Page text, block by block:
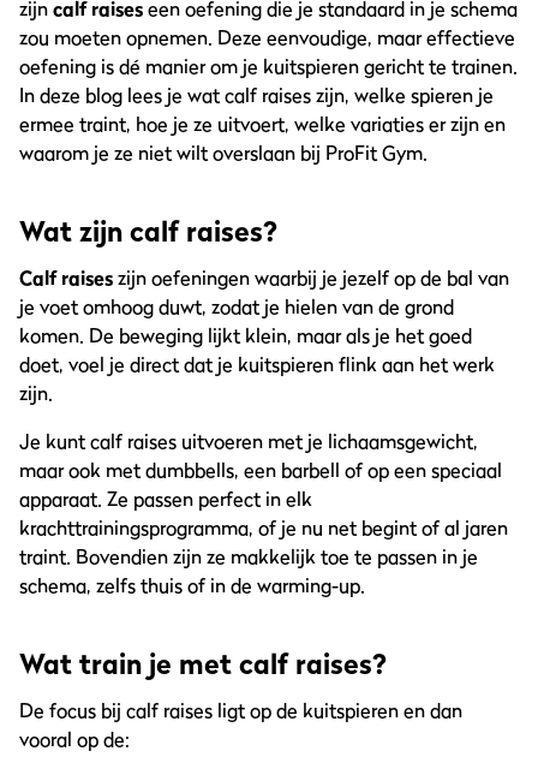
Waarom ProFit Gym
zijncalf raiseseen oefening die je standaard in je schema
zou moeten opnemen. Deze eenvoudige, maar effectieve
oefening is dé manier om je kuitspieren gericht te trainen.
In deze blog lees je wat calf raises zijn, welke spieren je
ermee traint, hoe je ze uitvoert, welke variaties er zijn en
waarom je ze niet wilt overslaan bij ProFit Gym.
Wat zijn calf raises?
Calf raiseszijn oefeningen waarbij je jezelf op de bal van
je voet omhoog duwt, zodat je hielen van de grond
komen. De beweging lijkt klein, maar als je het goed
doet, voel je direct dat je kuitspieren flink aan het werk
zijn.
Je kunt calf raises uitvoeren met je lichaamsgewicht,
maar ook met dumbbells, een barbell of op een speciaal
apparaat. Ze passen perfect in elk
krachttrainingsprogramma, of je nu net begint of al jaren
traint. Bovendien zijn ze makkelijk toe te passen in je
schema, zelfs thuis of in de warming-up.
Wat train je met calf raises?
De focus bij calf raises ligt op de kuitspieren en dan
vooral op de: